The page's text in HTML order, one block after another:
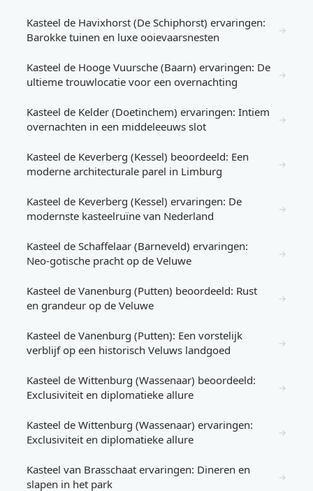
Kasteel de Havixhorst (De Schiphorst) ervaringen:
Barokke tuinen en luxe ooievaarsnesten
→
Kasteel de Hooge Vuursche (Baarn) ervaringen: De
ultieme trouwlocatie voor een overnachting
→
Kasteel de Kelder (Doetinchem) ervaringen: Intiem
overnachten in een middeleeuws slot
→
Kasteel de Keverberg (Kessel) beoordeeld: Een
moderne architecturale parel in Limburg
→
Kasteel de Keverberg (Kessel) ervaringen: De
modernste kasteelruïne van Nederland
→
Kasteel de Schaffelaar (Barneveld) ervaringen:
Neo-gotische pracht op de Veluwe
→
Kasteel de Vanenburg (Putten) beoordeeld: Rust
en grandeur op de Veluwe
→
Kasteel de Vanenburg (Putten): Een vorstelijk
verblijf op een historisch Veluws landgoed
→
Kasteel de Wittenburg (Wassenaar) beoordeeld:
Exclusiviteit en diplomatieke allure
→
Kasteel de Wittenburg (Wassenaar) ervaringen:
Exclusiviteit en diplomatieke allure
→
Kasteel van Brasschaat ervaringen: Dineren en
slapen in het park
→